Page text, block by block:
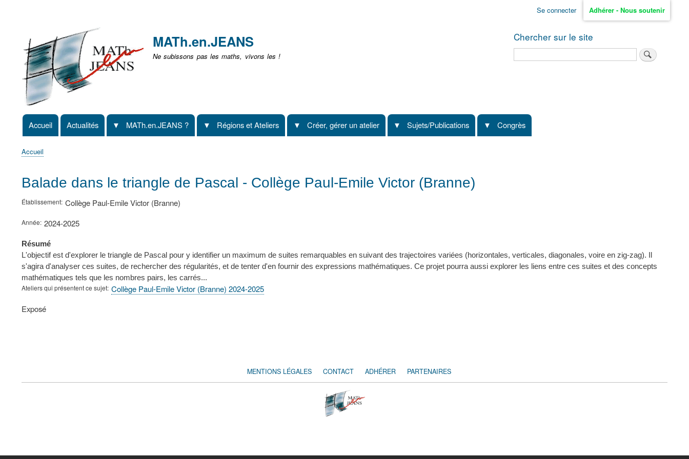
non
identifié
Se connecter Adhérer - Nous soutenir
MATh.en.JEANS
Ne subissons pas les maths, vivons les !
Chercher sur le site
Navigation
principale
Accueil Actualités MATh.en.JEANS ? Régions et Ateliers Créer, gérer un atelier Sujets/Publications Congrès
d'Ariane
Accueil
Balade dans le triangle de Pascal - Collège Paul-Emile Victor (Branne)
Établissement Collège Paul-Emile Victor (Branne)
Année 2024-2025
Résumé
L'objectif est d'explorer le triangle de Pascal pour y identifier un maximum de suites remarquables en suivant des trajectoires variées (horizontales, verticales, diagonales, voire en zig-zag). Il
s'agira d'analyser ces suites, de rechercher des régularités, et de tenter d'en fournir des expressions mathématiques. Ce projet pourra aussi explorer les liens entre ces suites et des concepts
mathématiques tels que les nombres pairs, les carrés...
Ateliers qui présentent ce sujet Collège Paul-Emile Victor (Branne) 2024-2025
Type
Exposé
FOOTER
MENTIONS LÉGALES CONTACT ADHÉRER PARTENAIRES